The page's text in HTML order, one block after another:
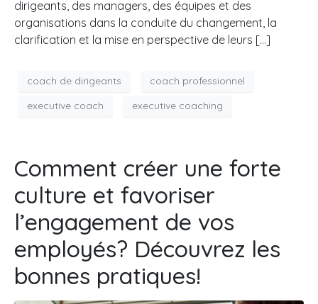
dirigeants, des managers, des équipes et des
organisations dans la conduite du changement, la
clarification et la mise en perspective de leurs […]
coach de dirigeants
coach professionnel
executive coach
executive coaching
Comment créer une forte
culture et favoriser
l’engagement de vos
employés? Découvrez les
bonnes pratiques!